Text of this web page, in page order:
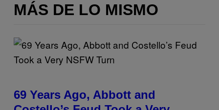
MÁS DE LO MISMO
69 Years Ago, Abbott and